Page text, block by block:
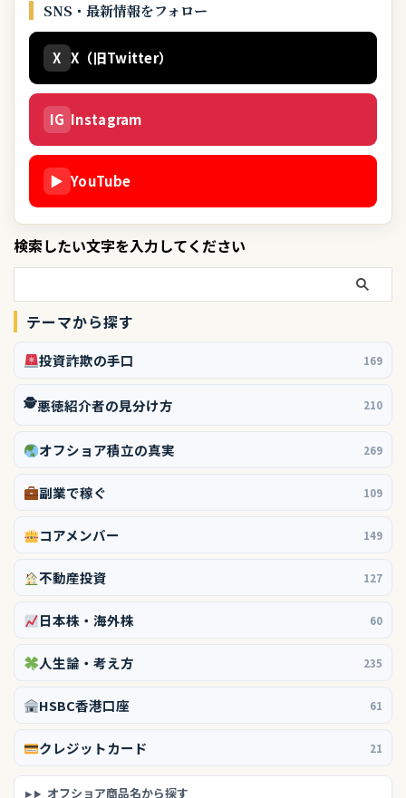
SNS・最新情報をフォロー
X X（旧Twitter）
IG Instagram
▶ YouTube
検索したい文字を入力してください
テーマから探す
投資詐欺の手口 169
🕵️悪徳紹介者の見分け方 210
オフショア積立の真実 269
副業で稼ぐ 109
コアメンバー 149
不動産投資 127
日本株・海外株 60
人生論・考え方 235
HSBC香港口座 61
クレジットカード 21
オフショア商品名から探す